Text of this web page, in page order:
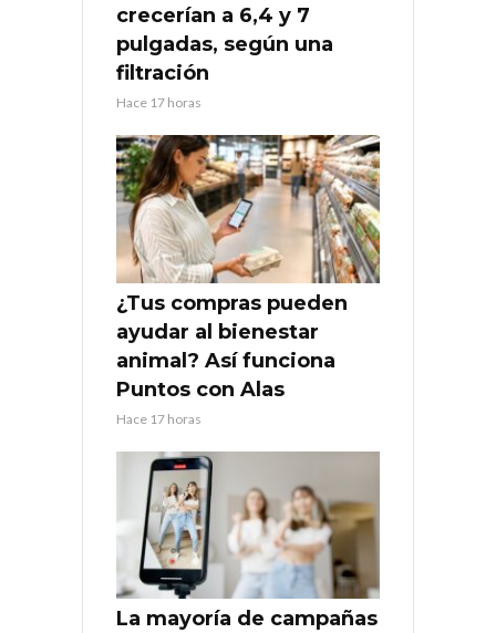
crecerían a 6,4 y 7
pulgadas, según una
filtración
Hace 17 horas
¿Tus compras pueden
ayudar al bienestar
animal? Así funciona
Puntos con Alas
Hace 17 horas
La mayoría de campañas